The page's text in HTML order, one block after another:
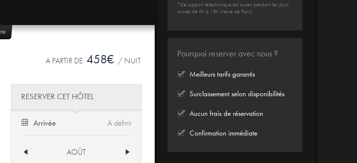
A PARTIR DE 458€ / NUIT
RESERVER CET HÔTEL
Arrivée
AOÛT
*Ce support téléphonique est ouvert pendant les jours
ouvrés de 9h à 18h (heure de Paris).
Pourquoi reserver avec nous ?
Meilleurs tarifs garantis
Surclassement selon disponibilités
Aucun frais de réservation
Confirmation immédiate